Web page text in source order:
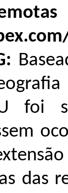
foi
das